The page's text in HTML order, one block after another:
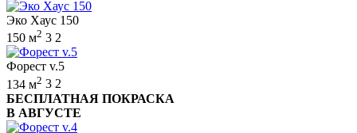
Эко Хаус 150
150 м2 3 2
Форест v.5
134 м2 3 2
БЕСПЛАТНАЯ ПОКРАСКА
В АВГУСТЕ